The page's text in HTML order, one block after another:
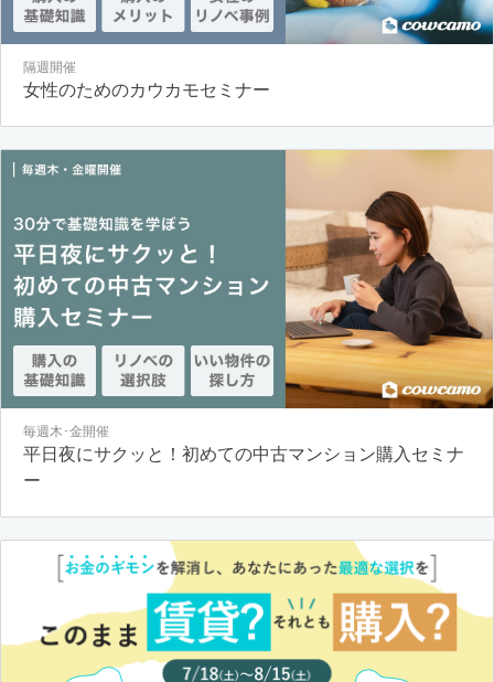
隔週開催
女性のためのカウカモセミナー
毎週木･金開催
平日夜にサクッと！初めての中古マンション購入セミナ
ー